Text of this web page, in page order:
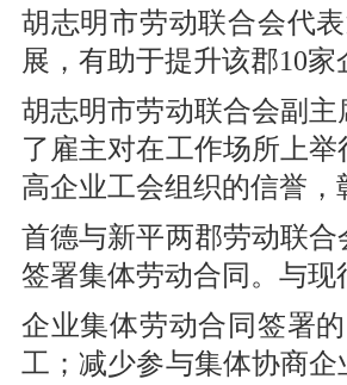
胡志明市劳动联合会代
展，有助于提升该郡10
胡志明市劳动联合会副
了雇主对在工作场所上
高企业工会组织的信誉
首德与新平两郡劳动联
签署集体劳动合同。与
企业集体劳动合同签署
工；减少参与集体协商